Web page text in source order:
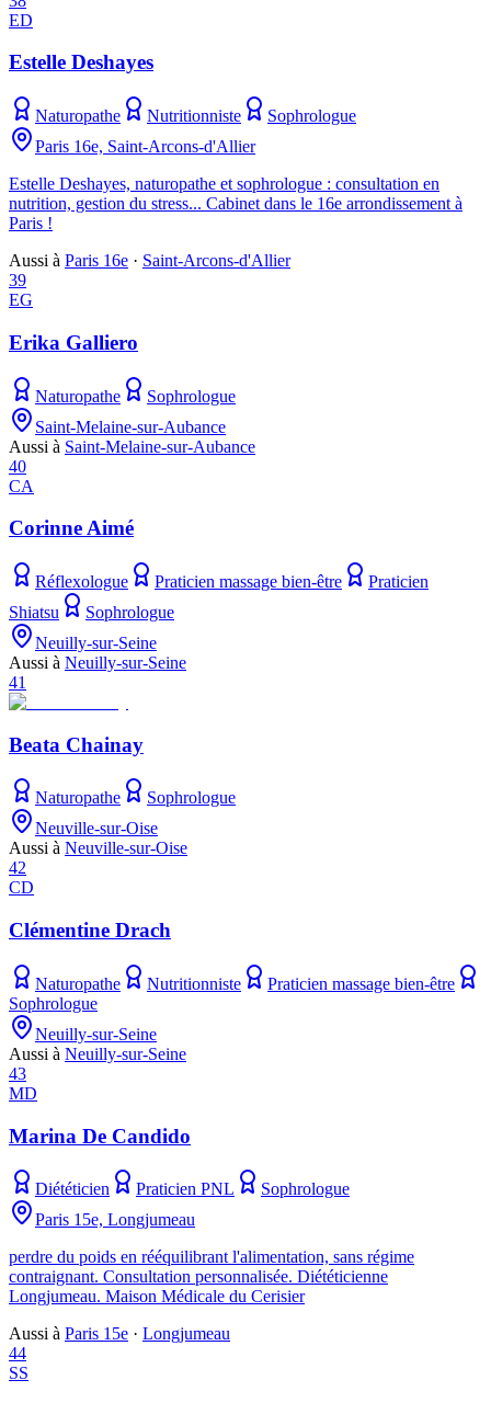
ED
Estelle Deshayes
Naturopathe Nutritionniste
Sophrologue
Paris 16e, Saint-Arcons-d'Allier
Estelle Deshayes, naturopathe et sophrologue : consultation en
nutrition, gestion du stress... Cabinet dans le 16e arrondissement à
Paris !
Aussi à Paris 16e · Saint-Arcons-d'Allier
39
EG
Erika Galliero
Naturopathe
Sophrologue
Saint-Melaine-sur-Aubance
Aussi à Saint-Melaine-sur-Aubance
40
CA
Corinne Aimé
Réflexologue Praticien massage bien-être
Praticien
Shiatsu
Sophrologue
Neuilly-sur-Seine
Aussi à Neuilly-sur-Seine
41
Beata Chainay
Naturopathe
Sophrologue
Neuville-sur-Oise
Aussi à Neuville-sur-Oise
42
CD
Clémentine Drach
Naturopathe Nutritionniste
Praticien massage bien-être
Sophrologue
Neuilly-sur-Seine
Aussi à Neuilly-sur-Seine
43
MD
Marina De Candido
Diététicien Praticien PNL
Sophrologue
Paris 15e, Longjumeau
perdre du poids en rééquilibrant l'alimentation, sans régime
contraignant. Consultation personnalisée. Diététicienne
Longjumeau. Maison Médicale du Cerisier
Aussi à Paris 15e · Longjumeau
44
SS